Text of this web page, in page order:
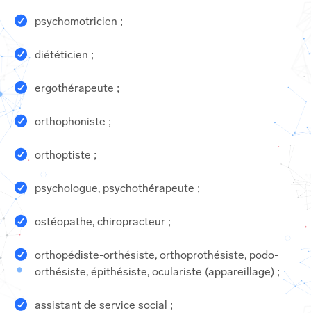
psychomotricien ;
diététicien ;
ergothérapeute ;
orthophoniste ;
orthoptiste ;
psychologue, psychothérapeute ;
ostéopathe, chiropracteur ;
orthopédiste-orthésiste, orthoprothésiste, podo-
orthésiste, épithésiste, oculariste (appareillage) ;
assistant de service social ;